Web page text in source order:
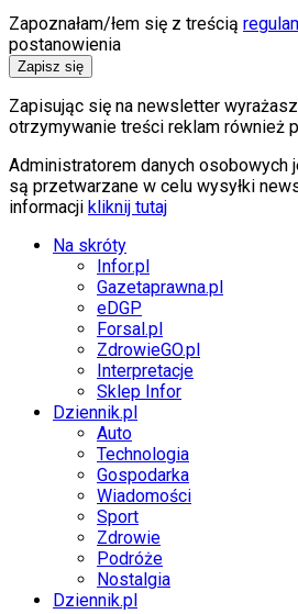
Technologia
Aktualności
Aplikacje mobilne
Internet
Nauka
Programy
Sprzęt
Muzyka
Aktualności
Koncerty
Recenzje
Zapowiedzi
Kultura
Aktualności
Książki
Sztuka
Teatr
Magia
Horoskopy
Numerologia
Sennik
Kody rabatowe
gazetaprawna.pl
Forsal.pl
INFOR.pl
ZdrowieGO.pl
Zapoznałam/łem się z treścią
postanowienia
Zapisz się
Zapisując się na newsletter
otrzymywanie treści reklam również
Administratorem danych osobowych
są przetwarzane w celu wysyłki
informacji kliknij tutaj
Na skróty
Infor.pl
Gazetaprawna.pl
eDGP
Forsal.pl
ZdrowieGO.pl
Interpretacje
Sklep Infor
Dziennik.pl
Auto
Technologia
Gospodarka
Wiadomości
Sport
Zdrowie
Podróże
Nostalgia
Dziennik.pl